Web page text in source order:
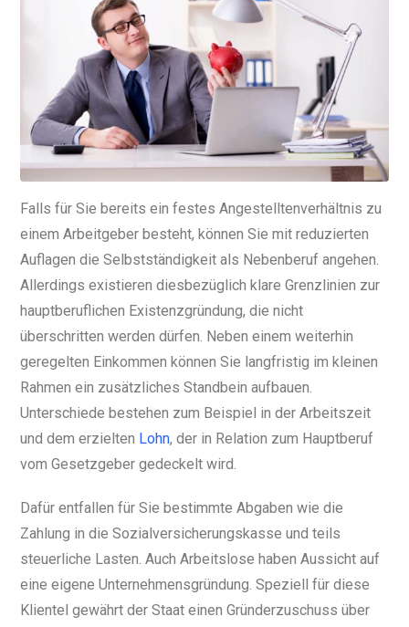
Falls für Sie bereits ein festes Angestelltenverhältnis zu
einem Arbeitgeber besteht, können Sie mit reduzierten
Auflagen die Selbstständigkeit als Nebenberuf angehen.
Allerdings existieren diesbezüglich klare Grenzlinien zur
hauptberuflichen Existenzgründung, die nicht
überschritten werden dürfen. Neben einem weiterhin
geregelten Einkommen können Sie langfristig im kleinen
Rahmen ein zusätzliches Standbein aufbauen.
Unterschiede bestehen zum Beispiel in der Arbeitszeit
und dem erzielten Lohn, der in Relation zum Hauptberuf
vom Gesetzgeber gedeckelt wird.
Dafür entfallen für Sie bestimmte Abgaben wie die
Zahlung in die Sozialversicherungskasse und teils
steuerliche Lasten. Auch Arbeitslose haben Aussicht auf
eine eigene Unternehmensgründung. Speziell für diese
Klientel gewährt der Staat einen Gründerzuschuss über